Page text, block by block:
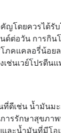
ญโดยควรได้รั
ด์ต่อวัน การกิน
ภคแคลอรี่น้อย
ช่นเวย์โปรตีน
ที่ดีเช่น น้ำมันม
รรักษาสุขภาพ
ละน้ำมันที่มีโอ